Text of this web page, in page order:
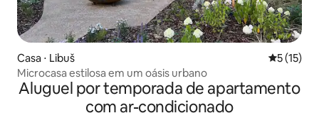
Casa ⋅ Libuš 5 de uma
5 (15)
Microcasa estilosa em um oásis urbano
Aluguel por temporada de apartamento
com ar-condicionado